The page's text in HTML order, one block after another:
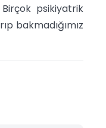
psikiyatrik
bakmadığımız